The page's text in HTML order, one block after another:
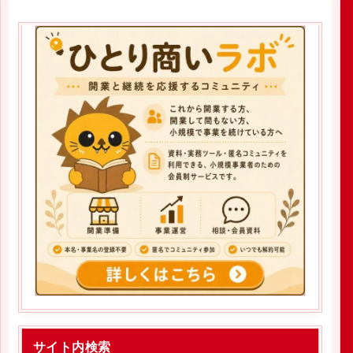
サイト内検索